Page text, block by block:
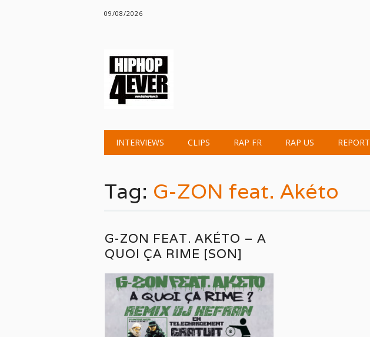
09/08/2026
Main menu
INTERVIEWS CLIPS RAP FR RAP US REPORT
Tag: G-ZON feat. Akéto
G-ZON FEAT. AKÉTO – A
QUOI ÇA RIME [SON]